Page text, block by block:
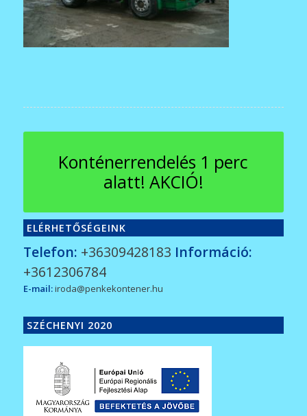
Konténerrendelés 1 perc
alatt! AKCIÓ!
ELÉRHETŐSÉGEINK
Telefon: +36309428183 Információ:
+3612306784
E-mail:iroda@penkekontener.hu
SZÉCHENYI 2020